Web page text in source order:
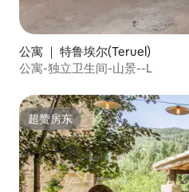
公寓 ｜ 特鲁埃尔(Teruel)
公寓-独立卫生间-山景--L
超赞房东
超赞房东